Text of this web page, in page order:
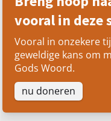
vooral in deze
Vooral in onzekere
geweldige kans om
Gods Woord.
nu doneren